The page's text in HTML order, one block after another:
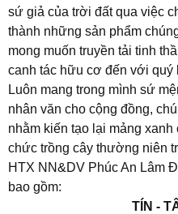
sứ giả của trời đất qua việc
thành những sản phẩm
mong muốn truyền tải tinh
canh tác hữu cơ đến với quý
Luôn mang trong mình sứ
nhân văn cho cộng đồng,
nhằm kiến tạo lại mảng
chức trồng cây thường niên
HTX NN&DV Phúc An Lâm
bao gồm:
TÍN -